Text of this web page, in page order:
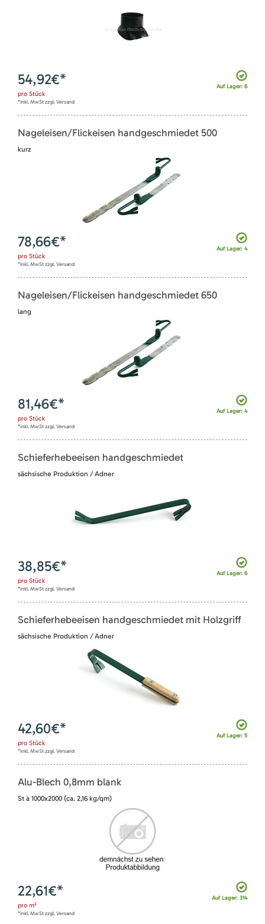
Auf Lager: 6
54,92€*
pro Stück
*inkl. MwSt zzgl. Versand
Nageleisen/Flickeisen handgeschmiedet 500
kurz
Auf Lager: 4
78,66€*
pro Stück
*inkl. MwSt zzgl. Versand
Nageleisen/Flickeisen handgeschmiedet 650
lang
Auf Lager: 4
81,46€*
pro Stück
*inkl. MwSt zzgl. Versand
Schieferhebeeisen handgeschmiedet
sächsische Produktion / Adner
Auf Lager: 6
38,85€*
pro Stück
*inkl. MwSt zzgl. Versand
Schieferhebeeisen handgeschmiedet mit Holzgriff
sächsische Produktion / Adner
Auf Lager: 5
42,60€*
pro Stück
*inkl. MwSt zzgl. Versand
Alu-Blech 0,8mm blank
St à 1000x2000 (ca. 2,16 kg/qm)
Auf Lager: 314
22,61€*
pro m²
*inkl. MwSt zzgl. Versand